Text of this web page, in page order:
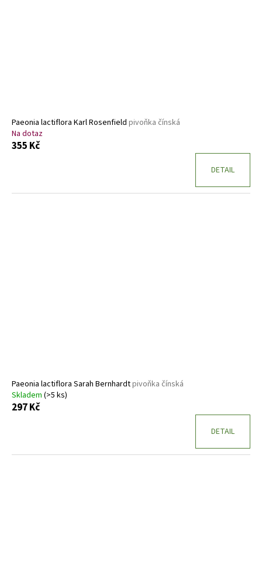
Paeonia lactiflora Karl Rosenfield pivoňka čínská
Na dotaz
355 Kč
DETAIL
Paeonia lactiflora Sarah Bernhardtpivoňka čínská
Skladem (>5 ks)
297 Kč
DETAIL